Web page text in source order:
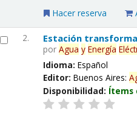
Hacer reserva
2. Estación
porAgua y Energía
Idioma:Español
Editor:Buenos Aires:
Disponibilidad: Ítems